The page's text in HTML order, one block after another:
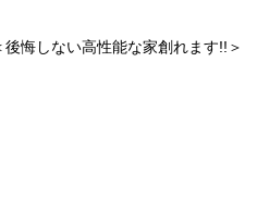
悔しない高性能な家創れます!!＞